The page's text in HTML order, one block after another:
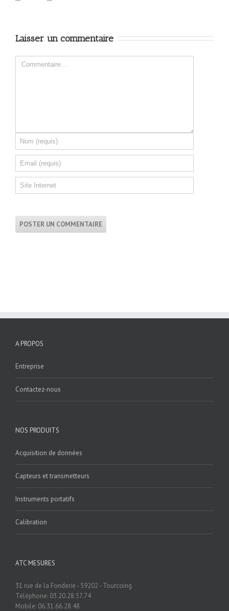
Laisser un commentaire
A PROPOS
Entreprise
Contactez-nous
NOS PRODUITS
Acquisition de données
Capteurs et transmetteurs
Instruments portatifs
Calibration
ATC MESURES
31 rue de la Fonderie - 59202 - Tourcoing
Téléphone: 03.20.28.57.74
Mobile: 06.31.66.28.48